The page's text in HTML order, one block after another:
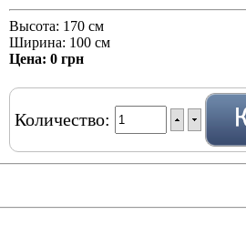
Высота: 170 см
Ширина: 100 см
Цена: 0 грн
Количество: